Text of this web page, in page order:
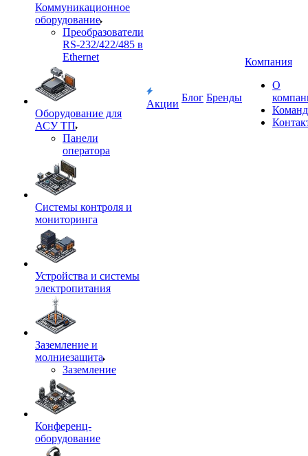
Коммуникационное
оборудование
Преобразователи
RS-232/422/485 в
Ethernet
Оборудование для
АСУ ТП
Панели
оператора
Системы контроля и
мониторинга
Устройства и системы
электропитания
Заземление и
молниезащита
Заземление
Конференц-
оборудование
Акции
Блог Бренды
Компания
О